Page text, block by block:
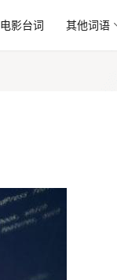
电影台词 其他词语